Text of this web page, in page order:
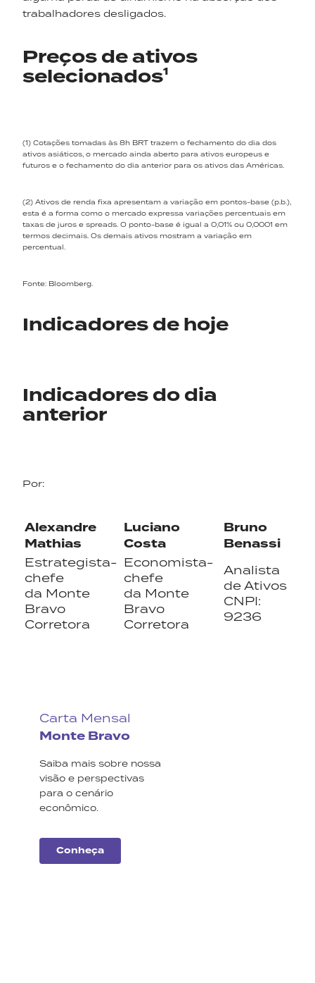
trabalhadores desligados.
Preços de ativos
selecionados¹
(1) Cotações tomadas às 8h BRT trazem o fechamento do dia dos
ativos asiáticos, o mercado ainda aberto para ativos europeus e
futuros e o fechamento do dia anterior para os ativos das Américas.
(2) Ativos de renda fixa apresentam a variação em pontos-base (p.b.),
esta é a forma como o mercado expressa variações percentuais em
taxas de juros e spreads. O ponto-base é igual a 0,01% ou 0,0001 em
termos decimais. Os demais ativos mostram a variação em
percentual.
Fonte: Bloomberg.
Indicadores de hoje
Indicadores do dia
anterior
Por:
Alexandre
Mathias
Luciano
Costa
Bruno
Benassi
Estrategista-
chefe
da Monte
Bravo
Corretora
Economista-
chefe
da Monte
Bravo
Corretora
Analista
de Ativos
CNPI:
9236
Carta Mensal
Monte Bravo
Saiba mais sobre nossa
visão e perspectivas
para o cenário
econômico.
Conheça